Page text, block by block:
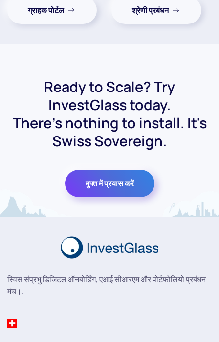
ग्राहक पोर्टल श्रेणी प्रबंधन
Ready to Scale? Try
InvestGlass today.
There's nothing to install. It's
Swiss Sovereign.
मुफ्त में प्रयास करें
स्विस संप्रभु डिजिटल ऑनबोर्डिंग, एआई सीआरएम और पोर्टफोलियो प्रबंधन
मंच।.